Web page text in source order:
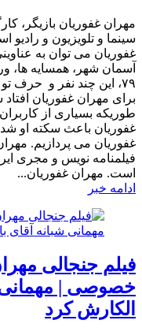
مهران غفوریان بازیگر،
سینما و تلویزیون و
غفوریان می توان به
آسمان شهر، همسایه‌ ها،
۷۹، این چند نفر و حرف
برای مهران غفوریان
طوریکه بسیاری از
غفوریان باعث سکته او
غفوریان می پردازیم.
است. مهران غفوریان...
ادامه خبر
فیلم جنجالی
خصوصی | مهمانی
الکارش کرد